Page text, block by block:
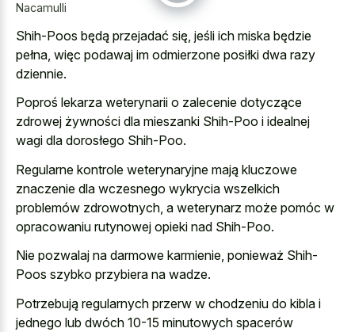
Nacamulli
Shih-Poos będą przejadać się, jeśli ich miska będzie
pełna, więc podawaj im odmierzone posiłki dwa razy
dziennie.
Poproś lekarza weterynarii o zalecenie dotyczące
zdrowej żywności dla mieszanki Shih-Poo i idealnej
wagi dla dorosłego Shih-Poo.
Regularne kontrole weterynaryjne mają kluczowe
znaczenie dla wczesnego wykrycia wszelkich
problemów zdrowotnych, a weterynarz może pomóc w
opracowaniu rutynowej opieki nad Shih-Poo.
Nie pozwalaj na darmowe karmienie, ponieważ Shih-
Poos szybko przybiera na wadze.
Potrzebują regularnych przerw w chodzeniu do kibla i
jednego lub dwóch 10-15 minutowych spacerów